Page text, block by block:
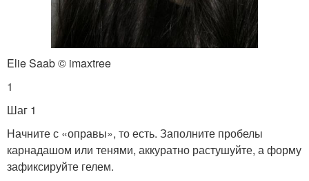
Elie Saab © imaxtree
1
Шаг 1
Начните с «оправы», то есть. Заполните пробелы
карнадашом или тенями, аккуратно растушуйте, а форму
зафиксируйте гелем.